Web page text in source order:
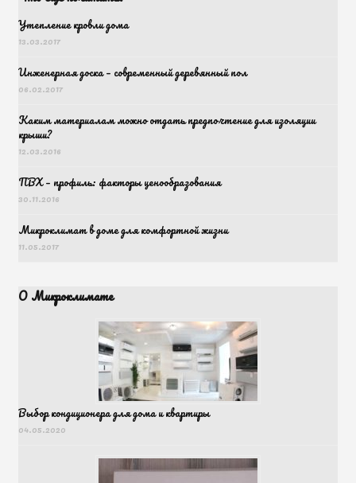
Утепление кровли дома
13.03.2017
Инженерная доска – современный деревянный пол
06.02.2017
Каким материалам можно отдать предпочтение для изоляции
крыши?
12.03.2016
ПВХ – профиль: факторы ценообразования
30.11.2016
Микроклимат в доме для комфортной жизни
11.05.2017
О Микроклимате
Выбор кондиционера для дома и квартиры
04.05.2020